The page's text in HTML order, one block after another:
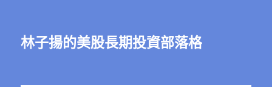
林子揚的美股長期投資部落格